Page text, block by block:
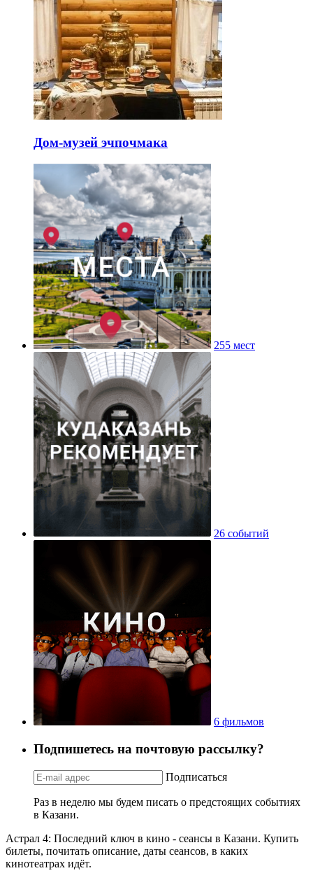
Дом-музей эчпочмака
255 мест
26 событий
6 фильмов
Подпишетесь на почтовую рассылку?
Подписаться
Раз в неделю мы будем писать о предстоящих событиях
в Казани.
Астрал 4: Последний ключ в кино - сеансы в Казани. Купить
билеты, почитать описание, даты сеансов, в каких
кинотеатрах идёт.